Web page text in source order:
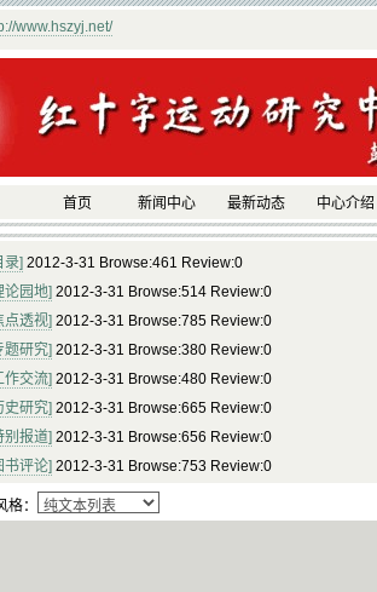
www.hszyj.net/
首页 新闻中心 最新动态 中心介绍
录] 2012-3-31 Browse:461 Review:0
论园地] 2012-3-31 Browse:514 Review:0
点透视] 2012-3-31 Browse:785 Review:0
题研究] 2012-3-31 Browse:380 Review:0
作交流] 2012-3-31 Browse:480 Review:0
史研究] 2012-3-31 Browse:665 Review:0
别报道] 2012-3-31 Browse:656 Review:0
书评论] 2012-3-31 Browse:753 Review:0
格：